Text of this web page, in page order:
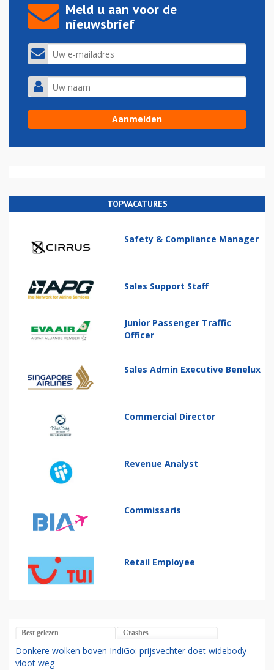
Meld u aan voor de
nieuwsbrief
TOPVACATURES
Safety & Compliance Manager
Sales Support Staff
Junior Passenger Traffic
Officer
Sales Admin Executive Benelux
Commercial Director
Revenue Analyst
Commissaris
Retail Employee
Best gelezen Crashes
Donkere wolken boven IndiGo: prijsvechter doet widebody-
vloot weg